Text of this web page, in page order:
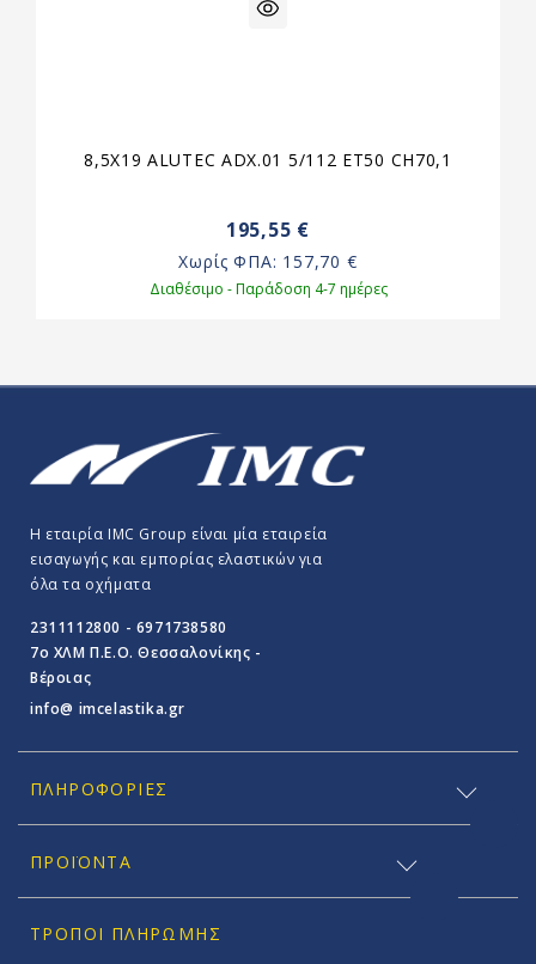
8,5X19 ALUTEC ADX.01 5/112 ET50 CH70,1
195,55 €
Χωρίς ΦΠΑ: 157,70 €
Διαθέσιμο - Παράδοση 4-7 ημέρες
Η εταιρία IMC Group είναι μία εταιρεία
εισαγωγής και εμπορίας ελαστικών για
όλα τα οχήματα
2311112800 - 6971738580
7o ΧΛΜ Π.E.O. Θεσσαλονίκης -
Βέροιας
info@ imcelastika.gr
ΠΛΗΡΟΦΟΡΊΕΣ
ΠΡΟΪΟΝΤΑ
ΤΡΌΠΟΙ ΠΛΗΡΩΜΉΣ